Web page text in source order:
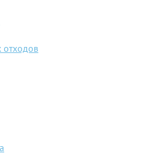
отходов